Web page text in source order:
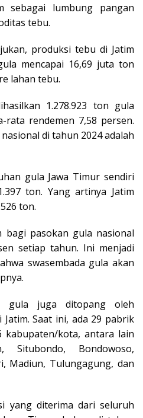
sebagai lumbung pangan
tebu.
produksi tebu di Jatim
mencapai 16,69 juta ton
lahan tebu.
1.278.923 ton gula
rendemen 7,58 persen.
di tahun 2024 adalah
gula Jawa Timur sendiri
ton. Yang artinya Jatim
ton.
bagi pasokan gula nasional
setiap tahun. Ini menjadi
swasembada gula akan
gula juga ditopang oleh
Saat ini, ada 29 pabrik
kabupaten/kota, antara lain
Situbondo, Bondowoso,
Madiun, Tulungagung, dan
yang diterima dari seluruh